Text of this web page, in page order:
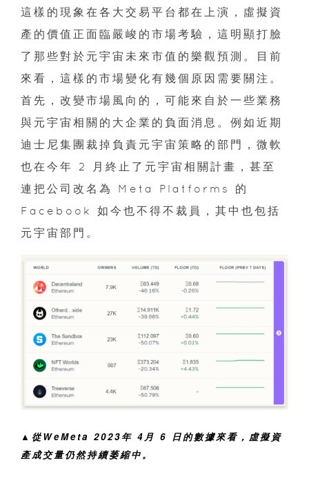
這樣的現象在各大交易平台都在上演，虛擬資
產的價值正面臨嚴峻的市場考驗，這明顯打臉
了那些對於元宇宙未來市值的樂觀預測。目前
來看，這樣的市場變化有幾個原因需要關注。
首先，改變市場風向的，可能來自於一些業務
與元宇宙相關的大企業的負面消息。例如近期
迪士尼集團裁掉負責元宇宙策略的部門，微軟
也在今年 2 月終止了元宇宙相關計畫，甚至
連把公司改名為 Meta Platforms 的
Facebook 如今也不得不裁員，其中也包括
元宇宙部門。
▲從WeMeta 2023年 4月 6 日的數據來看，虛擬資
產成交量仍然持續萎縮中。